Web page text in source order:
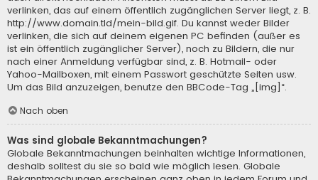
verlinken, das auf einem öffentlich zugänglichen Server liegt, z. B.
http://www.domain.tld/mein-bild.gif. Du kannst weder Bilder
verlinken, die sich auf deinem eigenen PC befinden (außer es
ist ein öffentlich zugänglicher Server), noch zu Bildern, die nur
nach einer Anmeldung verfügbar sind, z. B. Hotmail- oder
Yahoo-Mailboxen, mit einem Passwort geschützte Seiten usw.
Um das Bild anzuzeigen, benutze den BBCode-Tag „[img]“.
Nach oben
Was sind globale Bekanntmachungen?
Globale Bekanntmachungen beinhalten wichtige Informationen,
deshalb solltest du sie so bald wie möglich lesen. Globale